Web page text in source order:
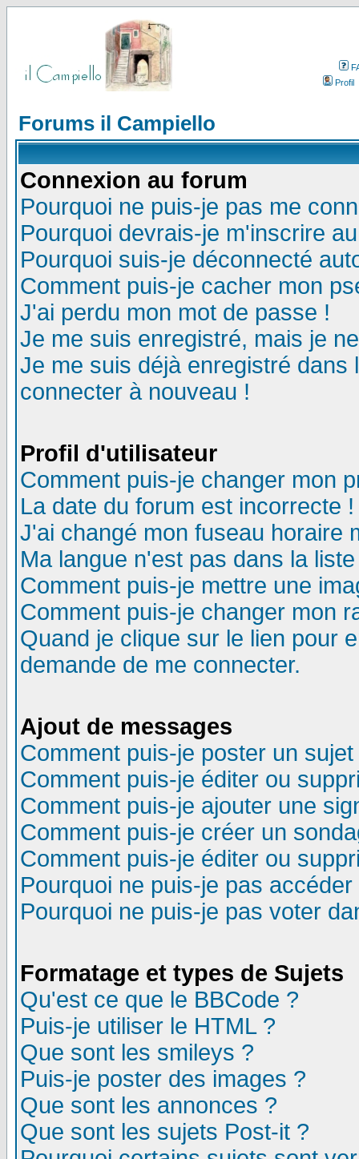
Profil
Forums il Campiello
Connexion au forum
Pourquoi ne puis-je pas me
Pourquoi devrais-je m'inscrire
Pourquoi suis-je déconnecté
Comment puis-je cacher mon
J'ai perdu mon mot de passe !
Je me suis enregistré, mais je
Je me suis déjà enregistré
connecter à nouveau !
Profil d'utilisateur
Comment puis-je changer mon
La date du forum est incorrecte !
J'ai changé mon fuseau horaire
Ma langue n'est pas dans la
Comment puis-je mettre une
Comment puis-je changer mon
Quand je clique sur le lien pour
demande de me connecter.
Ajout de messages
Comment puis-je poster un
Comment puis-je éditer ou
Comment puis-je ajouter une
Comment puis-je créer un
Comment puis-je éditer ou
Pourquoi ne puis-je pas
Pourquoi ne puis-je pas voter
Formatage et types de Sujets
Qu'est ce que le BBCode ?
Puis-je utiliser le HTML ?
Que sont les smileys ?
Puis-je poster des images ?
Que sont les annonces ?
Que sont les sujets Post-it ?